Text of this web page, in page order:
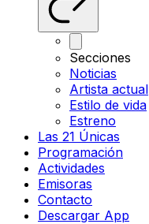
Secciones
Noticias
Artista actual
Estilo de vida
Estreno
Las 21 Únicas
Programación
Actividades
Emisoras
Contacto
Descargar App